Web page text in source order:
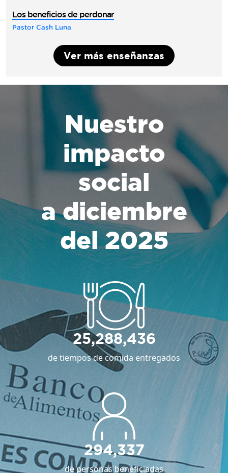
Los beneficios de perdonar
Pastor Cash Luna
Ver más enseñanzas
Nuestro
impacto
social
a diciembre
del 2025
25,288,436
de tiempos de comida entregados
294,337
de personas beneficiadas